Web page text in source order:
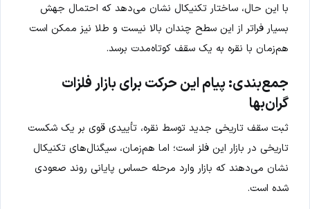
با این حال، ساختار تکنیکال نشان می‌دهد که احتمال جهش
بسیار فراتر از این سطح چندان بالا نیست و طلا نیز ممکن است
هم‌زمان با نقره به یک سقف کوتاه‌مدت برسد.
جمع‌بندی: پیام این حرکت برای بازار فلزات
گران‌بها
ثبت سقف تاریخی جدید توسط نقره، تأییدی قوی بر یک شکست
تاریخی در بازار این فلز است؛ اما هم‌زمان، سیگنال‌های تکنیکال
نشان می‌دهند که بازار وارد مرحله حساس پایانی روند صعودی
شده است.